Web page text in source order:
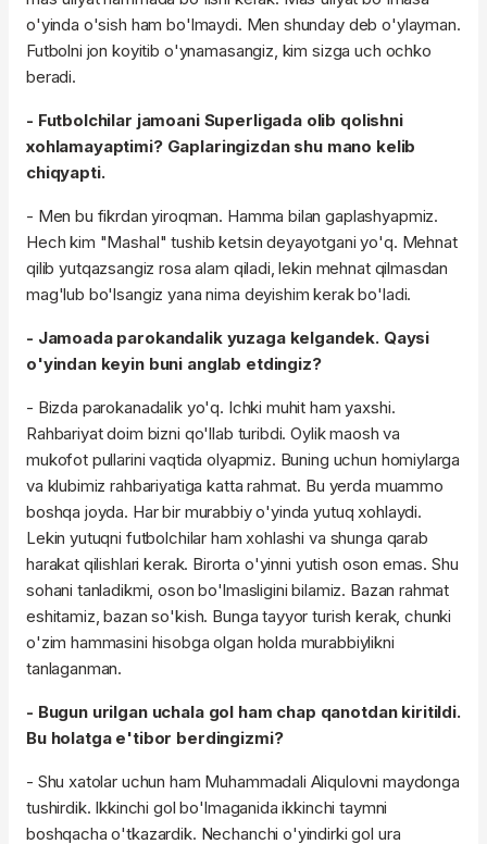
o'yinda o'sish ham bo'lmaydi. Men shunday deb o'ylayman.
Futbolni jon koyitib o'ynamasangiz, kim sizga uch ochko
beradi.
- Futbolchilar jamoani Superligada olib qolishni
xohlamayaptimi? Gaplaringizdan shu mano kelib
chiqyapti.
- Men bu fikrdan yiroqman. Hamma bilan gaplashyapmiz.
Hech kim "Mashal" tushib ketsin deyayotgani yo'q. Mehnat
qilib yutqazsangiz rosa alam qiladi, lekin mehnat qilmasdan
mag'lub bo'lsangiz yana nima deyishim kerak bo'ladi.
- Jamoada parokandalik yuzaga kelgandek. Qaysi
o'yindan keyin buni anglab etdingiz?
- Bizda parokanadalik yo'q. Ichki muhit ham yaxshi.
Rahbariyat doim bizni qo'llab turibdi. Oylik maosh va
mukofot pullarini vaqtida olyapmiz. Buning uchun homiylarga
va klubimiz rahbariyatiga katta rahmat. Bu yerda muammo
boshqa joyda. Har bir murabbiy o'yinda yutuq xohlaydi.
Lekin yutuqni futbolchilar ham xohlashi va shunga qarab
harakat qilishlari kerak. Birorta o'yinni yutish oson emas. Shu
sohani tanladikmi, oson bo'lmasligini bilamiz. Bazan rahmat
eshitamiz, bazan so'kish. Bunga tayyor turish kerak, chunki
o'zim hammasini hisobga olgan holda murabbiylikni
tanlaganman.
- Bugun urilgan uchala gol ham chap qanotdan kiritildi.
Bu holatga e'tibor berdingizmi?
- Shu xatolar uchun ham Muhammadali Aliqulovni maydonga
tushirdik. Ikkinchi gol bo'lmaganida ikkinchi taymni
boshqacha o'tkazardik. Nechanchi o'yindirki gol ura